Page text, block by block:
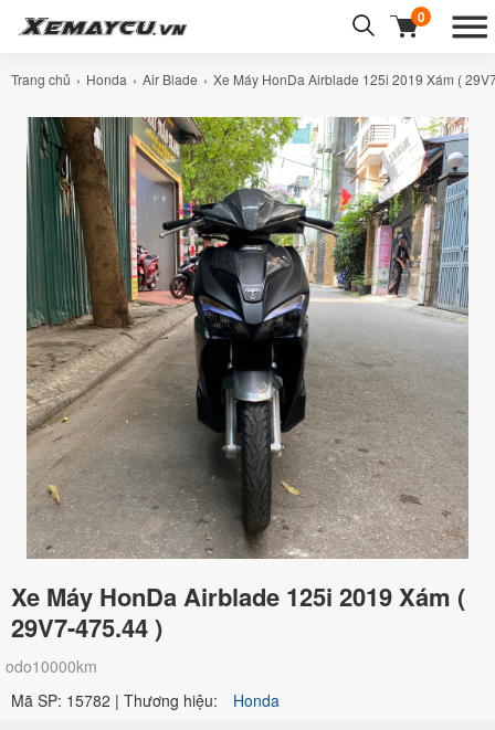
0
Trang chủ Honda Air Blade Xe Máy HonDa Airblade 125i 2019 Xám (
Xe Máy HonDa Airblade 125i 2019 Xám (
29V7-475.44 )
odo10000km
Mã SP: 15782 | Thương hiệu:
Honda